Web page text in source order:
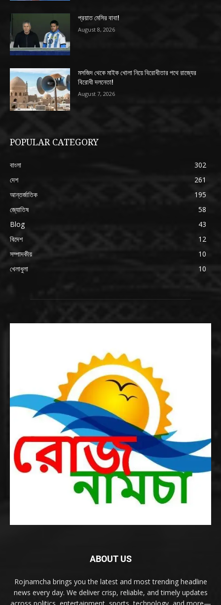
প্রয়াত মেসির বাবা!
August 8, 2026
মসজিদ থেকে মাইক খোলা নিয়ে বিরোধীতার পথে রাজ্যের
বিরোধী দলনেতা!
August 7, 2026
POPULAR CATEGORY
বাংলা
302
দেশ
261
আন্তর্জাতিক
195
জ্যোতিষ
58
Blog
43
বিদেশ
12
সম্পাদকীয়
10
খেলাধুলা
10
ABOUT US
Rojnamcha brings you the latest and most trending headline
news every day. We deliver crisp, reliable, and timely updates